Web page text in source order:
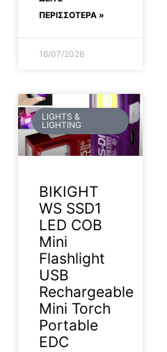
ΠΕΡΙΣΣΟΤΕΡΑ »
16/07/2026
LIGHTS &
LIGHTING
BIKIGHT
WS SSD1
LED COB
Mini
Flashlight
USB
Rechargeable
Mini Torch
Portable
EDC